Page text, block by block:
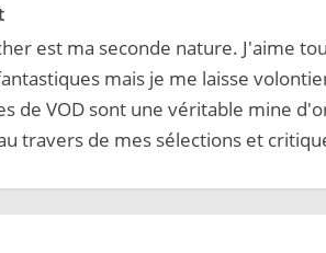
est ma seconde nature. J'aime
mais je me laisse
de VOD sont une véritable mine
travers de mes sélections et